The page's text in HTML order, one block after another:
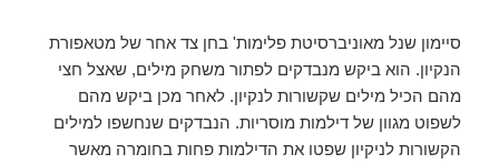
סיימון שנל מאוניברסיטת פלימות' בחן צד אחר של מטאפורת
הנקיון. הוא ביקש מנבדקים לפתור משחק מילים, שאצל חצי
מהם הכיל מילים שקשורות לנקיון. לאחר מכן ביקש מהם
לשפוט מגוון של דילמות מוסריות. הנבדקים שנחשפו למילים
הקשורות לניקיון שפטו את הדילמות פחות בחומרה מאשר